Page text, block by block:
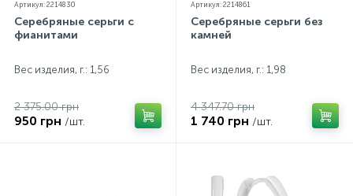
Артикул: 2214830
Серебряные серьги с
фианитами
Вес изделия, г.: 1,56
2 375.00 грн
950 грн /шт.
Артикул: 2214861
Серебряные серьги без
камней
Вес изделия, г.: 1,98
4 347.70 грн
1 740 грн /шт.